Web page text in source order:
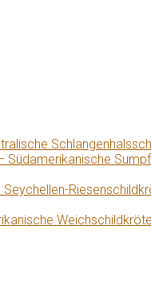
Südamerikanische